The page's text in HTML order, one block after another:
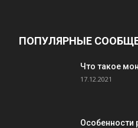
ПОПУЛЯРНЫЕ
Что такое
17.12.2021
Особенности